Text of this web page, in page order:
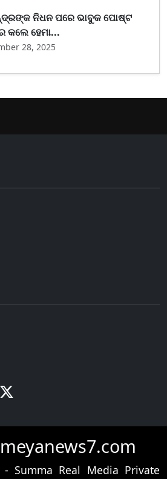
ନିଧନ ପରେ ଭାବୁକ ପୋଷ୍ଟ
କଲେ ହେମା...
28, 2025
Summa Real Media Private